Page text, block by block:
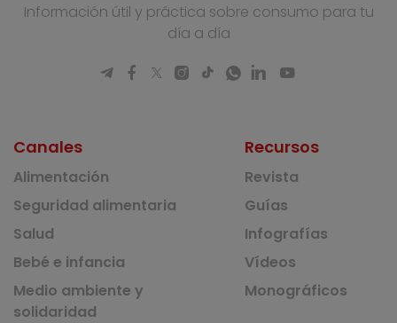
Información útil y práctica sobre consumo para tu
día a día
Canales
Alimentación
Seguridad alimentaria
Salud
Bebé e infancia
Medio ambiente y
solidaridad
Recursos
Revista
Guías
Infografías
Vídeos
Monográficos